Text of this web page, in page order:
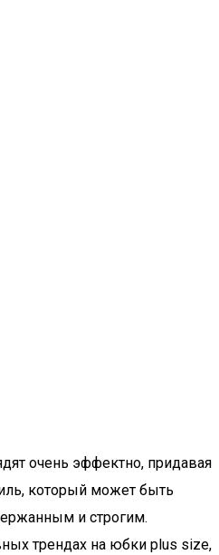
очень эффектно, придавая
который может быть
и строгим.
трендах на юбки plus size,